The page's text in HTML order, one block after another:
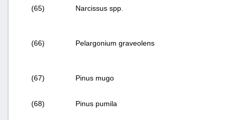
(65) Narcissus spp.
(66) Pelargonium graveolens
(67) Pinus mugo
(68) Pinus pumila